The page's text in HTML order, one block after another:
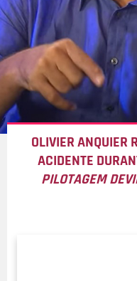
OLIVIER ANQUIER
ACIDENTE
PILOTAGEM